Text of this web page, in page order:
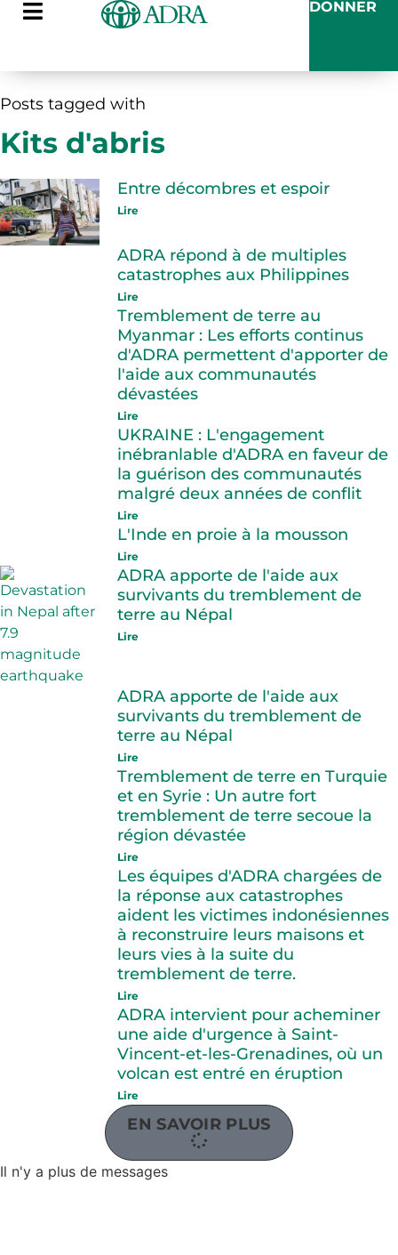
DONNER
Posts tagged with
Kits d'abris
Entre décombres et espoir
Lire
ADRA répond à de multiples
catastrophes aux Philippines
Lire
Tremblement de terre au
Myanmar : Les efforts continus
d'ADRA permettent d'apporter de
l'aide aux communautés
dévastées
Lire
UKRAINE : L'engagement
inébranlable d'ADRA en faveur de
la guérison des communautés
malgré deux années de conflit
Lire
L'Inde en proie à la mousson
Lire
ADRA apporte de l'aide aux
survivants du tremblement de
terre au Népal
Lire
ADRA apporte de l'aide aux
survivants du tremblement de
terre au Népal
Lire
Tremblement de terre en Turquie
et en Syrie : Un autre fort
tremblement de terre secoue la
région dévastée
Lire
Les équipes d'ADRA chargées de
la réponse aux catastrophes
aident les victimes indonésiennes
à reconstruire leurs maisons et
leurs vies à la suite du
tremblement de terre.
Lire
ADRA intervient pour acheminer
une aide d'urgence à Saint-
Vincent-et-les-Grenadines, où un
volcan est entré en éruption
Lire
EN SAVOIR PLUS
Il n'y a plus de messages